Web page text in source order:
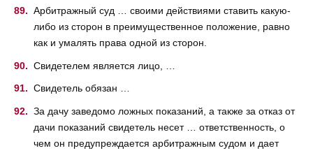
Арбитражный суд … своими действиями ставить какую-
либо из сторон в преимущественное положение, равно
как и умалять права одной из сторон.
Свидетелем является лицо, …
Свидетель обязан …
За дачу заведомо ложных показаний, а также за отказ от
дачи показаний свидетель несет … ответственность, о
чем он предупреждается арбитражным судом и дает